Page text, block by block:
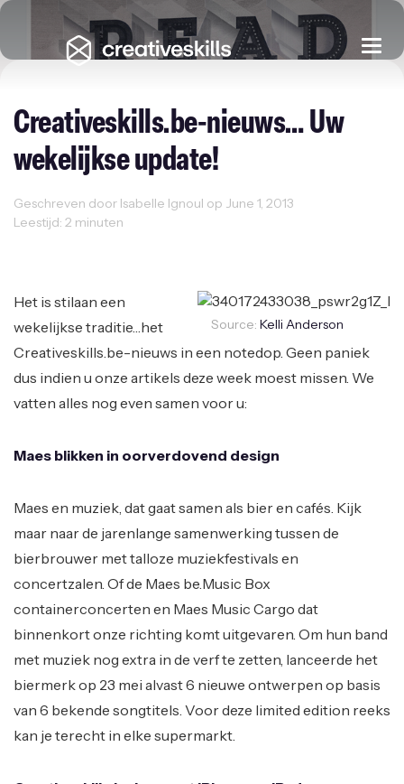
Creativeskills.be-nieuws… Uw
wekelijkse update!
Geschreven door Isabelle Ignoul op June 1, 2013
Leestijd: 2 minuten
Source: Kelli Anderson
Het is stilaan een
wekelijkse traditie…het
Creativeskills.be-nieuws in een notedop. Geen paniek
dus indien u onze artikels deze week moest missen. We
vatten alles nog even samen voor u:
Maes blikken in oorverdovend design
Maes en muziek, dat gaat samen als bier en cafés. Kijk
maar naar de jarenlange samenwerking tussen de
bierbrouwer met talloze muziekfestivals en
concertzalen. Of de Maes be.Music Box
containerconcerten en Maes Music Cargo dat
binnenkort onze richting komt uitgevaren. Om hun band
met muziek nog extra in de verf te zetten, lanceerde het
biermerk op 23 mei alvast 6 nieuwe ontwerpen op basis
van 6 bekende songtitels. Voor deze limited edition reeks
kan je terecht in elke supermarkt.